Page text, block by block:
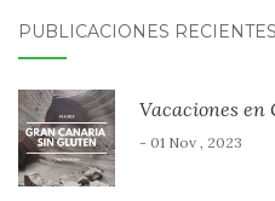
PUBLICACIONES RECIENTES
Vacaciones
- 01 Nov , 2023